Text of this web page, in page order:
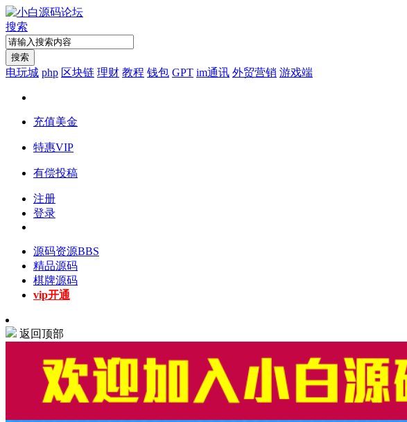
搜索
搜索
电玩城 php 区块链 理财 教程 钱包 GPT im通讯 外贸营销 游戏端
充值美金
特惠VIP
有偿投稿
注册
登录
源码资源BBS
精品源码
棋牌源码
vip开通
返回顶部